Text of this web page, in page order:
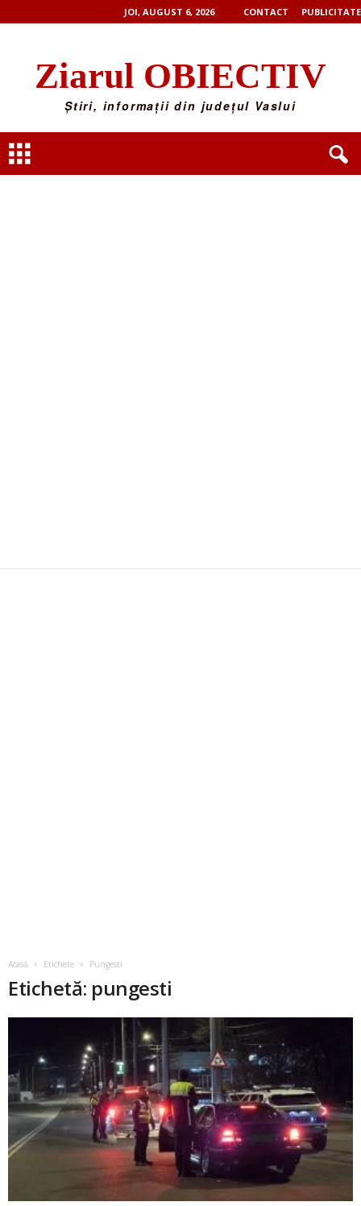
JOI, AUGUST 6, 2026 CONTACT PUBLICITATE
Ziarul OBIECTIV
Știri, informații din județul Vaslui
Acasă Etichete Pungesti
Etichetă: pungesti